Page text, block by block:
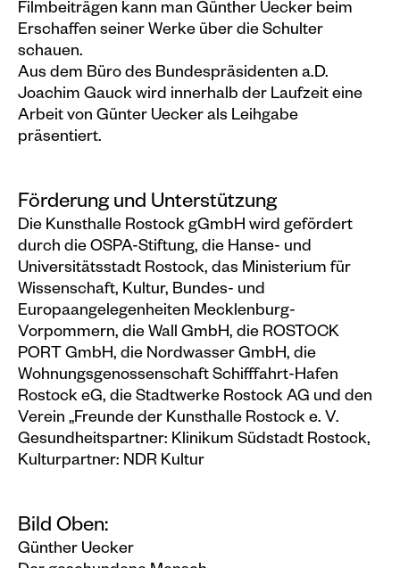
Filmbeiträgen kann man Günther Uecker beim
Erschaffen seiner Werke über die Schulter
schauen.
Aus dem Büro des Bundespräsidenten a.D.
Joachim Gauck wird innerhalb der Laufzeit eine
Arbeit von Günter Uecker als Leihgabe
präsentiert.
Förderung und Unterstützung
Die Kunsthalle Rostock gGmbH wird gefördert
durch die OSPA-Stiftung, die Hanse- und
Universitätsstadt Rostock, das Ministerium für
Wissenschaft, Kultur, Bundes- und
Europaangelegenheiten Mecklenburg-
Vorpommern, die Wall GmbH, die ROSTOCK
PORT GmbH, die Nordwasser GmbH, die
Wohnungsgenossenschaft Schifffahrt-Hafen
Rostock eG, die Stadtwerke Rostock AG und den
Verein „Freunde der Kunsthalle Rostock e. V.
Gesundheitspartner: Klinikum Südstadt Rostock,
Kulturpartner: NDR Kultur
Bild Oben:
Günther Uecker